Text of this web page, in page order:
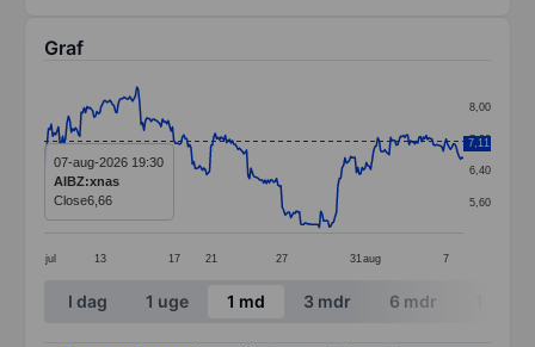
Graf
Line chart with 295 data points.
The chart has 1 X axis displaying categories.
The chart has 1 Y axis displaying values. Data
jul 13 17 21 27 31 aug 7
5,60
6,40
7,20
8,00
7,11
07-aug-2026 19:30
AIBZ:xnas
Close6,66
End of interactive chart.
I dag 1 uge 1 md 3 mdr 6 mdr